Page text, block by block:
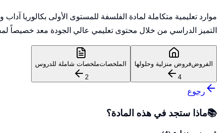
موارد تعليمية متكاملة لمادة الفلسفة للمستوى الأولى بكالوريا
التميز الدراسي من خلال محتوى تعليمي عالي الجودة معد خصيصاً
الفروضفروض منزلية وحلولها
4
الملخصاتملخصات شاملة للدروس
2
رجوع
📚ماذا ستجد في هذه المادة؟